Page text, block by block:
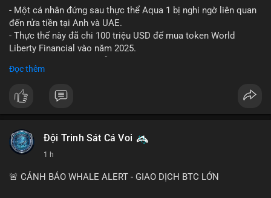
#shorteth #ethusdt #bearisheth #vung1880 #quantriruiro
- Một cá nhân đứng sau thực thể Aqua 1 bị nghi ngờ liên quan
đến rửa tiền tại Anh và UAE.
- Thực thể này đã chi 100 triệu USD để mua token World
Liberty Financial vào năm 2025.
$wlf#wlf
#vlikevn #titanbot
Đọc thêm
Đội Trinh Sát Cá Voi
1 h
🚨 CẢNH BÁO WHALE ALERT - GIAO DỊCH BTC LỚN